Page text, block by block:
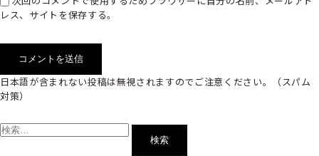
レス、サイトを保存する。
日本語が含まれない投稿は無視されますのでご注意ください。（スパム
対策）
索: